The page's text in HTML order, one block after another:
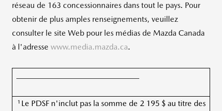
réseau de 163 concessionnaires dans tout le pays. Pour
obtenir de plus amples renseignements, veuillez
consulter le site Web pour les médias de Mazda Canada
à l'adresse www.media.mazda.ca.
1Le PDSF n'inclut pas la somme de 2 195 $ au titre des